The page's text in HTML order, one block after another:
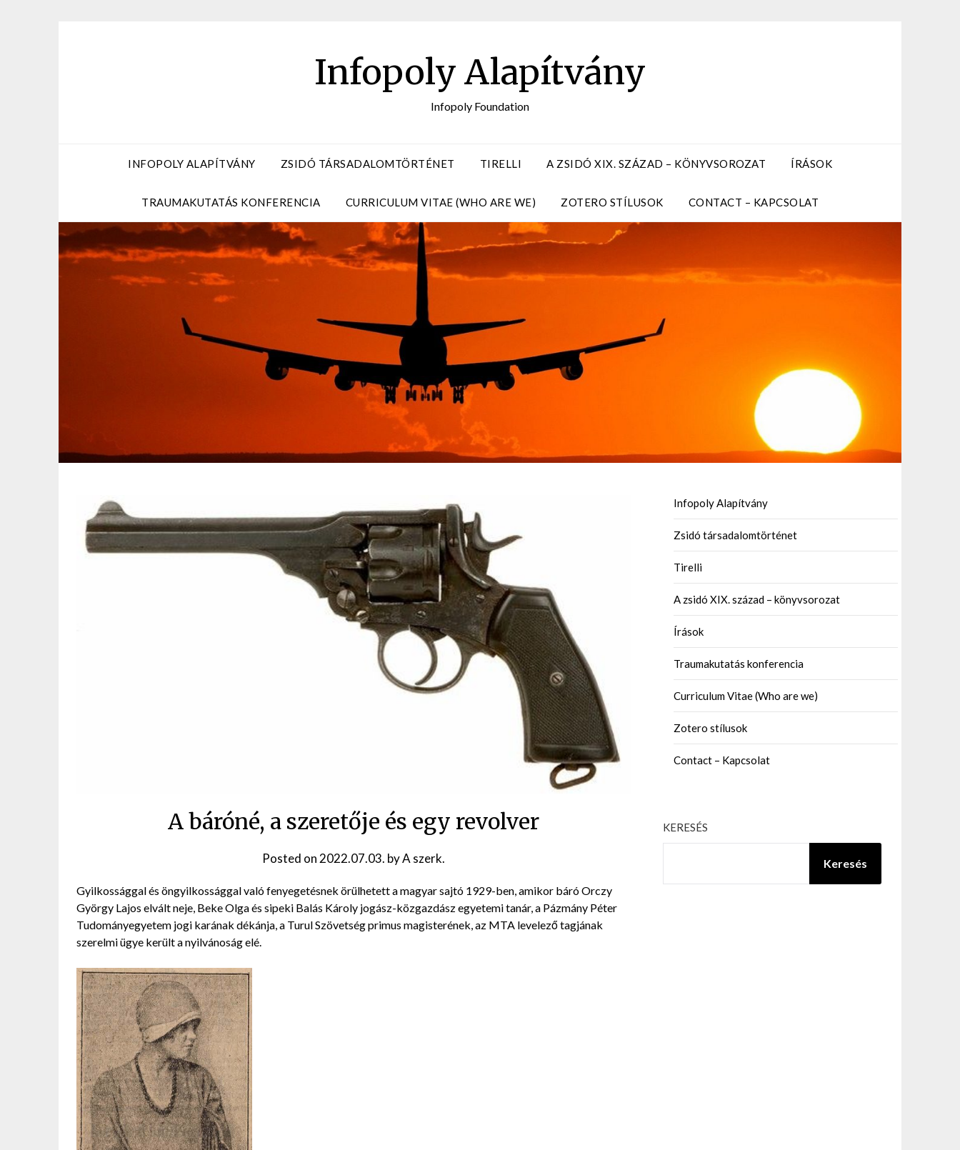
Infopoly Alapítvány
Infopoly Foundation
INFOPOLY ALAPÍTVÁNY ZSIDÓ TÁRSADALOMTÖRTÉNET TIRELLI A ZSIDÓ XIX. SZÁZAD – KÖNYVSOROZAT ÍRÁSOK
TRAUMAKUTATÁS KONFERENCIA CURRICULUM VITAE (WHO ARE WE) ZOTERO STÍLUSOK CONTACT – KAPCSOLAT
A báróné, a szeretője és egy revolver
Posted on 2022.07.03. byA szerk.
Gyilkossággal és öngyilkossággal való fenyegetésnek örülhetett a magyar sajtó 1929-ben, amikor báró Orczy
György Lajos elvált neje, Beke Olga és sipeki Balás Károly jogász-közgazdász egyetemi tanár, a Pázmány Péter
Tudományegyetem jogi karának dékánja, a Turul Szövetség primus magisterének, az MTA levelező tagjának
szerelmi ügye került a nyilvánoság elé.
Infopoly Alapítvány
Zsidó társadalomtörténet
Tirelli
A zsidó XIX. század – könyvsorozat
Írások
Traumakutatás konferencia
Curriculum Vitae (Who are we)
Zotero stílusok
Contact – Kapcsolat
KERESÉS
Keresés